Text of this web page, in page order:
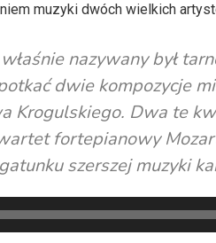
muzyki dwóch wielkich
nazywany był
dwie kompozycje
Krogulskiego. Dwa te
fortepianowy
szerszej muzyki